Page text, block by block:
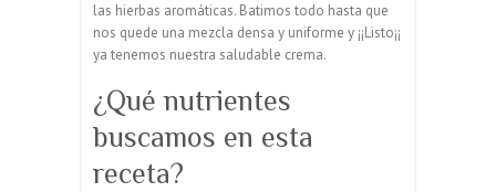
las hierbas aromáticas. Batimos todo hasta que
nos quede una mezcla densa y uniforme y ¡¡Listo¡¡
ya tenemos nuestra saludable crema.
¿Qué nutrientes
buscamos en esta
receta?